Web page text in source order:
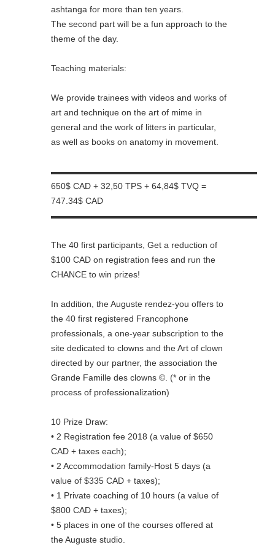
ashtanga for more than ten years.
The second part will be a fun approach to the
theme of the day.
Teaching materials:
We provide trainees with videos and works of
art and technique on the art of mime in
general and the work of litters in particular,
as well as books on anatomy in movement.
▬▬▬▬▬▬▬▬▬▬▬▬▬▬▬▬▬▬▬▬▬▬▬▬
650$ CAD + 32,50 TPS + 64,84$ TVQ =
747.34$ CAD
▬▬▬▬▬▬▬▬▬▬▬▬▬▬▬▬▬▬▬▬▬▬▬▬
The 40 first participants, Get a reduction of
$100 CAD on registration fees and run the
CHANCE to win prizes!
In addition, the Auguste rendez-you offers to
the 40 first registered Francophone
professionals, a one-year subscription to the
site dedicated to clowns and the Art of clown
directed by our partner, the association the
Grande Famille des clowns ©. (* or in the
process of professionalization)
10 Prize Draw:
• 2 Registration fee 2018 (a value of $650
CAD + taxes each);
• 2 Accommodation family-Host 5 days (a
value of $335 CAD + taxes);
• 1 Private coaching of 10 hours (a value of
$800 CAD + taxes);
• 5 places in one of the courses offered at
the Auguste studio.